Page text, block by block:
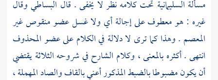
مسألة السليمانية تحت كلامه نظر لا يخفى . قال البساطيوقال
غيره : هو معطوف على إجالة أي ولا غسل عضو منقوص غير
المعصم . وهذا كما ترى لا دلالة في الكلام على عضو المحذوف
انتهى . أكثره بالمعنى ، وكلام الشارح في شروحه الثلاثة يقتضي
أن يكون مضبوطا بالضبط المذكور أعني بالقاف والصاد المهملة ،